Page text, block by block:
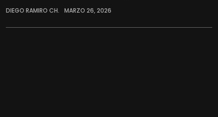
DIEGO RAMIRO CH. MARZO 26, 2026